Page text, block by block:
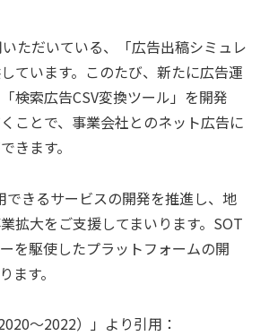
ただいている、「広告出稿シミュレ
ています。このたび、新たに広告運
検索広告CSV変換ツール」を開発
ことで、事業会社とのネット広告に
きます。
できるサービスの開発を推進し、地
拡大をご支援してまいります。SOT
を駆使したプラットフォームの開
す。
～2022）」より引用：